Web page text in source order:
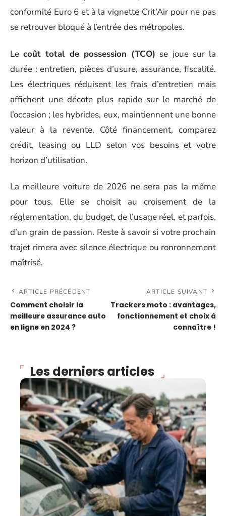
conformité Euro 6 et à la vignette Crit’Air pour ne pas
se retrouver bloqué à l’entrée des métropoles.
Lecoût total de possession (TCO) se joue sur la
durée : entretien, pièces d’usure, assurance, fiscalité.
Les électriques réduisent les frais d’entretien mais
affichent une décote plus rapide sur le marché de
l’occasion ; les hybrides, eux, maintiennent une bonne
valeur à la revente. Côté financement, comparez
crédit, leasing ou LLD selon vos besoins et votre
horizon d’utilisation.
La meilleure voiture de 2026 ne sera pas la même
pour tous. Elle se choisit au croisement de la
réglementation, du budget, de l’usage réel, et parfois,
d’un grain de passion. Reste à savoir si votre prochain
trajet rimera avec silence électrique ou ronronnement
maîtrisé.
ARTICLE PRÉCÉDENT
Comment choisir la
meilleure assurance auto
en ligne en 2024 ?
ARTICLE SUIVANT
Trackers moto : avantages,
fonctionnement et choix à
connaître !
Les derniers articles